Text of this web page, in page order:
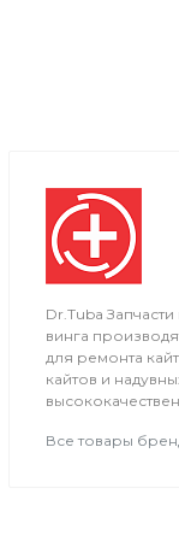
Dr.Tuba
винга
для ремонта
кайтов и
Все товары